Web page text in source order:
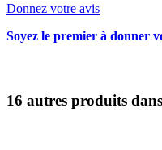
Donnez votre avis
Soyez le premier à donner
16 autres produits